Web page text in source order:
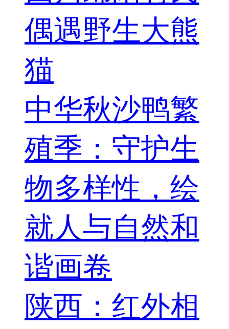
偶遇野生大熊
猫
中华秋沙鸭繁
殖季：守护生
物多样性，绘
就人与自然和
谐画卷
陕西：红外相